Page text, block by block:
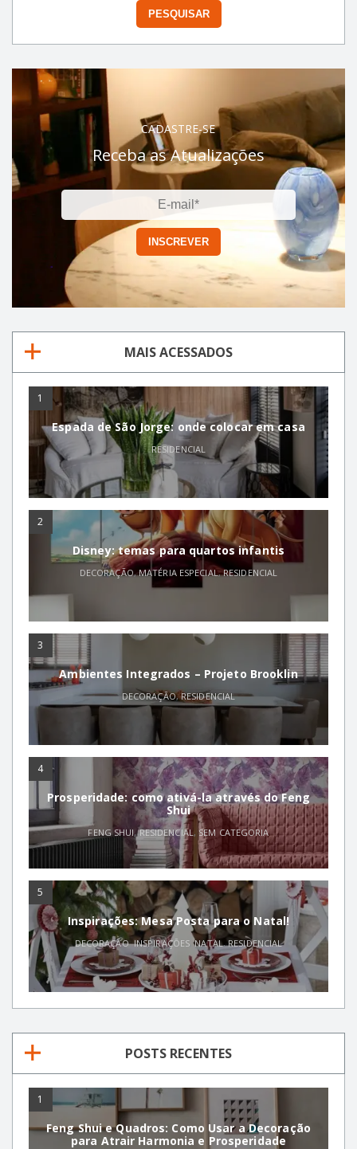
CADASTRE-SE
Receba as Atualizações
MAIS ACESSADOS
1
Espada de São Jorge: onde colocar em casa
RESIDENCIAL
2
Disney: temas para quartos infantis
DECORAÇÃO,MATÉRIA ESPECIAL,RESIDENCIAL
3
Ambientes Integrados – Projeto Brooklin
DECORAÇÃO,RESIDENCIAL
4
Prosperidade: como ativá-la através do Feng
Shui
FENG SHUI,RESIDENCIAL ,SEM CATEGORIA
5
Inspirações: Mesa Posta para o Natal!
DECORAÇÃO,INSPIRAÇÕES ,NATAL,RESIDENCIAL
POSTS RECENTES
1
Feng Shui e Quadros: Como Usar a Decoração
para Atrair Harmonia e Prosperidade